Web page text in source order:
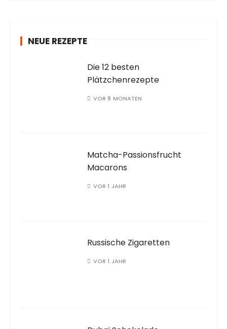
NEUE REZEPTE
Die 12 besten
Plätzchenrezepte
VOR 8 MONATEN
Matcha-Passionsfrucht
Macarons
VOR 1 JAHR
Russische Zigaretten
VOR 1 JAHR